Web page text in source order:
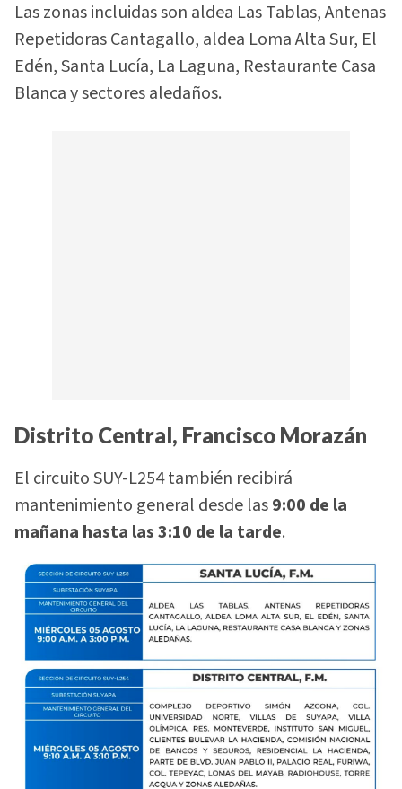
Las zonas incluidas son aldea Las Tablas, Antenas
Repetidoras Cantagallo, aldea Loma Alta Sur, El
Edén, Santa Lucía, La Laguna, Restaurante Casa
Blanca y sectores aledaños.
Distrito Central, Francisco Morazán
El circuito SUY-L254 también recibirá
mantenimiento general desde las9:00 de la
mañana hasta las 3:10 de la tarde.